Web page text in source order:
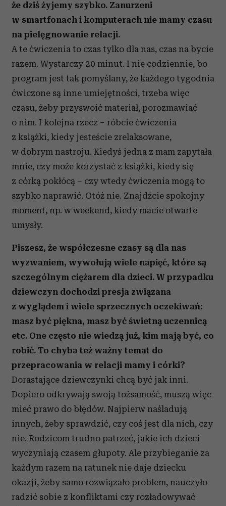
że dziś żyjemy szybko. Zanurzeni
w smartfonach i komputerach nie mamy czasu
na pielęgnowanie relacji.
A te ćwiczenia to czas tylko dla nas, czas na bycie
razem. Wystarczy 20 minut. I nie codziennie, bo
program jest tak pomyślany, że każdego tygodnia
ćwiczone są inne umiejętności, trzeba więc
czasu, żeby przyswoić materiał, porozmawiać
o nim. I kolejna rzecz – róbcie ćwiczenia
z książki, kiedy jesteście zrelaksowane,
w dobrym nastroju. Kiedyś jedna z mam zapytała
mnie, czy może korzystać z książki, kiedy się
z córką pokłócą – czy wtedy ćwiczenia mogą to
szybko naprawić. Otóż nie. Znajdźcie spokojny
moment, np. w weekend, kiedy macie otwarte
umysły.
Piszesz, że współczesne czasy są dla nas
wyzwaniem, wywołują wiele napięć, które są
szczególnym ciężarem dla dzieci. W przypadku
dziewczyn dochodzi presja związana
z wyglądem i wiele sprzecznych oczekiwań:
masz być piękna, masz być świetną uczennicą
etc. One często nie wiedzą już, kim mają być, co
robić. To chyba też ważny temat do
przepracowania w relacji mamy i córki?
Dorastające dziewczynki chcą być jak inni.
Dopiero odkrywają swoją tożsamość, muszą więc
mieć prawo do błędów. Najpierw naśladują
innych, żeby sprawdzić, czy coś jest dla nich, czy
nie. Rodzicom trudno patrzeć, jakie ich dzieci
wyczyniają czasem głupoty. Ale przybieganie za
każdym razem na ratunek nie daje dziecku
okazji, żeby samo rozwiązało problem, nauczyło
radzić sobie z konfliktami czy rozładowywać